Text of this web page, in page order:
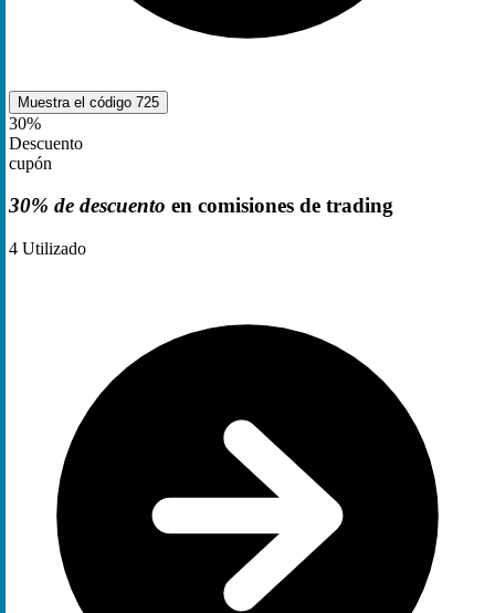
Muestra el código 725
30%
Descuento
cupón
30% de descuento en comisiones de trading
4 Utilizado